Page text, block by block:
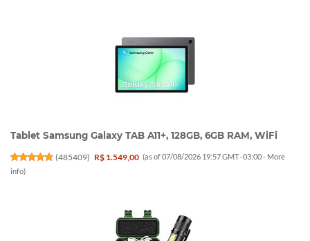
Tablet Samsung Galaxy TAB A11+, 128GB, 6GB RAM, WiFi
(485409) R$ 1.549,00 (as of 07/08/2026 19:57 GMT -03:00 - More
info)